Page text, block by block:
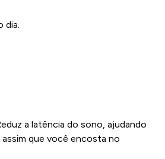
dia.
a latência do sono, ajudando
assim que você encosta no